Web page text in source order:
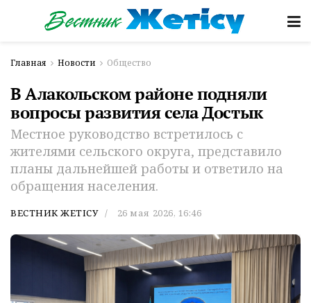
Главная Новости Общество
В Алакольском районе подняли
вопросы развития села Достык
Местное руководство встретилось с
жителями сельского округа, представило
планы дальнейшей работы и ответило на
обращения населения.
ВЕСТНИК ЖЕТІСУ 26 мая 2026, 16:46